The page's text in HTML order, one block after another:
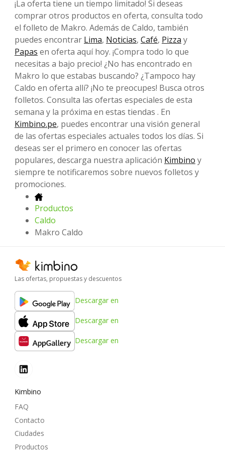
¡La oferta tiene un tiempo limitado! Si deseas
comprar otros productos en oferta, consulta todo
el folleto de Makro. Además de Caldo, también
puedes encontrar Lima, Noticias, Café, Pizza y
Papas en oferta aquí hoy. ¡Compra todo lo que
necesitas a bajo precio! ¿No has encontrado en
Makro lo que estabas buscando? ¿Tampoco hay
Caldo en oferta allí? ¡No te preocupes! Busca otros
folletos. Consulta las ofertas especiales de esta
semana y la próxima en estas tiendas . En
Kimbino.pe, puedes encontrar una visión general
de las ofertas especiales actuales todos los días. Si
deseas ser el primero en conocer las ofertas
populares, descarga nuestra aplicación Kimbino y
siempre te notificaremos sobre nuevos folletos y
promociones.
Productos
Caldo
Makro Caldo
Las ofertas, propuestas y descuentos
Descargar en
Descargar en
Descargar en
Kimbino
FAQ
Contacto
Ciudades
Productos